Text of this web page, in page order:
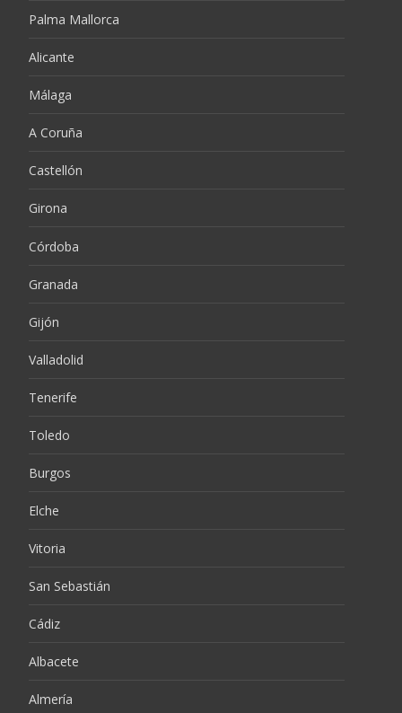
Palma Mallorca
Alicante
Málaga
A Coruña
Castellón
Girona
Córdoba
Granada
Gijón
Valladolid
Tenerife
Toledo
Burgos
Elche
Vitoria
San Sebastián
Cádiz
Albacete
Almería